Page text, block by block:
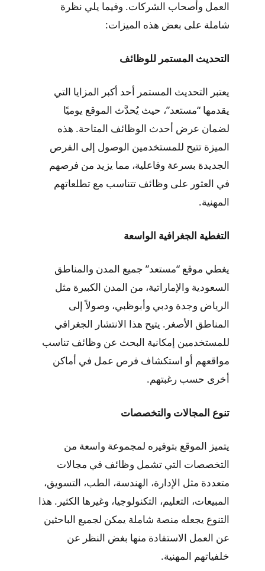
العمل وأصحاب الشركات. وفيما يلي نظرة
شاملة على بعض هذه الميزات:
التحديث المستمر للوظائف
يعتبر التحديث المستمر أحد أكبر المزايا التي
يقدمها “مستعد”، حيث يُحدَّث الموقع يوميًا
لضمان عرض أحدث الوظائف المتاحة. هذه
الميزة تتيح للمستخدمين الوصول إلى الفرص
الجديدة بسرعة وفاعلية، مما يزيد من فرصهم
في العثور على وظائف تتناسب مع تطلعاتهم
المهنية.
التغطية الجغرافية الواسعة
يغطي موقع “مستعد” جميع المدن والمناطق
السعودية والإماراتية، من المدن الكبيرة مثل
الرياض وجدة ودبي وأبوظبي، وصولاً إلى
المناطق الأصغر. يتيح هذا الانتشار الجغرافي
للمستخدمين إمكانية البحث عن وظائف تناسب
مواقعهم أو استكشاف فرص عمل في أماكن
أخرى حسب رغبتهم.
تنوع المجالات والتخصصات
يتميز الموقع بتوفيره لمجموعة واسعة من
التخصصات التي تشمل وظائف في مجالات
متعددة مثل الإدارة، الهندسة، الطب، التسويق،
المبيعات، التعليم، التكنولوجيا، وغيرها الكثير. هذا
التنوع يجعله منصة شاملة يمكن لجميع الباحثين
عن العمل الاستفادة منها بغض النظر عن
خلفياتهم المهنية.